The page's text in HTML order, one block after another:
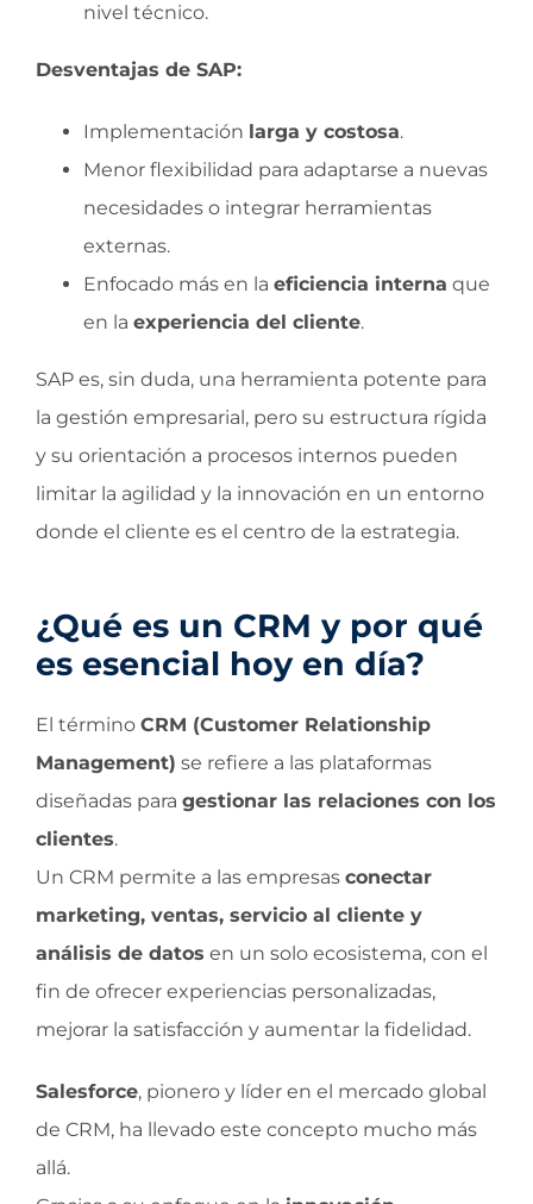
nivel técnico.
Desventajas de SAP:
Implementación larga y costosa.
Menor flexibilidad para adaptarse a nuevas
necesidades o integrar herramientas
externas.
Enfocado más en la eficiencia interna que
en la experiencia del cliente.
SAP es, sin duda, una herramienta potente para
la gestión empresarial, pero su estructura rígida
y su orientación a procesos internos pueden
limitar la agilidad y la innovación en un entorno
donde el cliente es el centro de la estrategia.
¿Qué es un CRM y por qué
es esencial hoy en día?
El término CRM (Customer Relationship
Management) se refiere a las plataformas
diseñadas para gestionar las relaciones con los
clientes.
Un CRM permite a las empresas conectar
marketing, ventas, servicio al cliente y
análisis de datos en un solo ecosistema, con el
fin de ofrecer experiencias personalizadas,
mejorar la satisfacción y aumentar la fidelidad.
Salesforce, pionero y líder en el mercado global
de CRM, ha llevado este concepto mucho más
allá.